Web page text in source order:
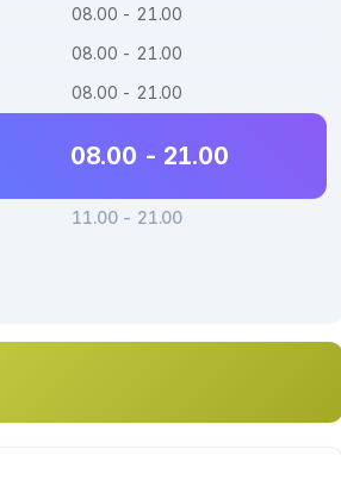
08.00 - 21.00
08.00 - 21.00
08.00 - 21.00
08.00 - 21.00
11.00 - 21.00